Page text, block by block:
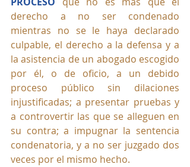
derecho a no ser condenado
mientras no se le haya declarado
culpable, el derecho a la defensa y a
la asistencia de un abogado escogido
por él, o de oficio, a un debido
proceso público sin dilaciones
injustificadas; a presentar pruebas y
a controvertir las que se alleguen en
su contra; a impugnar la sentencia
condenatoria, y a no ser juzgado dos
veces por el mismo hecho.